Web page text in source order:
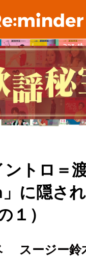
トロ＝
に隠さ
１）
スージー鈴